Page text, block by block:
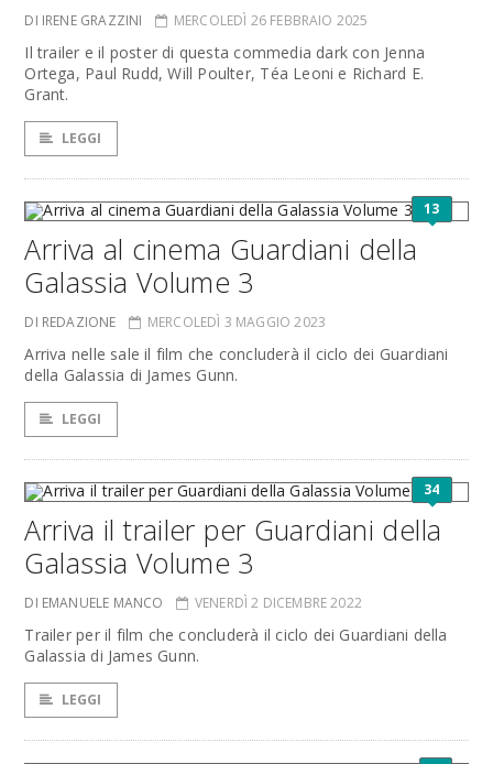
DI IRENE GRAZZINI MERCOLEDÌ 26 FEBBRAIO 2025
Il trailer e il poster di questa commedia dark con Jenna
Ortega, Paul Rudd, Will Poulter, Téa Leoni e Richard E.
Grant.
LEGGI
13
Arriva al cinema Guardiani della
Galassia Volume 3
DI REDAZIONE MERCOLEDÌ 3 MAGGIO 2023
Arriva nelle sale il film che concluderà il ciclo dei Guardiani
della Galassia di James Gunn.
LEGGI
34
Arriva il trailer per Guardiani della
Galassia Volume 3
DI EMANUELE MANCO VENERDÌ 2 DICEMBRE 2022
Trailer per il film che concluderà il ciclo dei Guardiani della
Galassia di James Gunn.
LEGGI